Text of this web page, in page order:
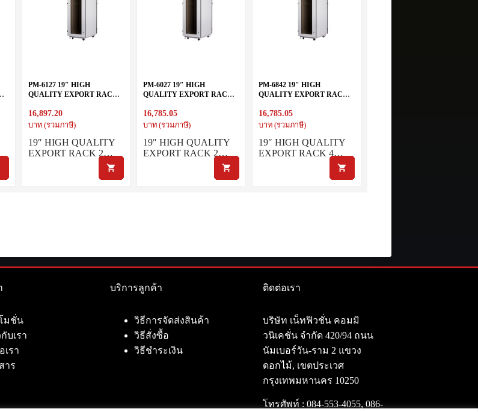
PM-6127 19″ HIGH
QUALITY EXPORT RACK
16,897.20
บาท (รวมภาษี)
19″ HIGH QUALITY
EXPORT RACK 2…
PM-6027 19″ HIGH
QUALITY EXPORT RACK
16,785.05
บาท (รวมภาษี)
19″ HIGH QUALITY
EXPORT RACK 2…
PM-6842 19″ HIGH
QUALITY EXPORT RACK
16,785.05
บาท (รวมภาษี)
19″ HIGH QUALITY
EXPORT RACK 4…
มชั่น
บเรา
เรา
าร
บริการลูกค้า
วิธีการจัดส่งสินค้า
วิธีสั่งซื้อ
วิธีชำระเงิน
ติดต่อเรา
บริษัท เน็ทฟิวชั่น คอมมิ
วนิเคชั่น จำกัด 420/94 ถนน
นัมเบอร์วัน-ราม 2 แขวง
ดอกไม้, เขตประเวศ
กรุงเทพมหานคร 10250
โทรศัพท์ : 084-553-4055, 086-